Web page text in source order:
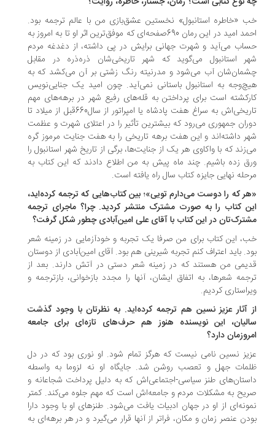
«خاطره استانبول» نخستین عشق‌بازی من با عالم ترجمه بود.
احمد امید در این رمان 690صفحه‌ای که موفق‌ترین اثر او تا به امروز به
می‌آید و شهرت جهانی برایش در پی داشته، از دغدغه مردم
استانبول می‌گوید که شهر تاریخی‌شان ذره‌ذره در مقابل
آب می‌شود و مدرنیته رنگ زشتی بر آن می‌کشد که به
به استانبول باستانی نمی‌آید. چون امید یک جنایی‌نویس
است برای پرداختن به قله‌های رفیع شهر در برهه‌های مهم
تاریخی‌اش به سراغ هفت پادشاه یا امپراتور از سال660قبل از میلاد تا
جمهوری می‌رود که بیشترین تأثیر را در اعتلای شهرت و عظمت
داشته‌اند و این هفت برهه تاریخی را به هفت جنایت مرموز گره
که با واکاوی هر یک از جنایت‌ها، برگی از تاریخ شهر استانبول را
زده باشیم. چند ماه پیش به من اطلاع دادند که این کتاب به
نهایی جایزه کتاب سال راه یافته است.
که را دوست می‌دارم تویی»؛ بین کتاب‌هایی که ترجمه کرده‌اید،
کتاب را به صورت مشترک منتشر کردید. چرا؟ ماجرای ترجمه
در این کتاب با آقای علی امین‌آبادی چطور شکل گرفت؟
این کتاب برای من صرفا یک تجربه و خودآزمایی در زمینه شعر
باید اعتراف کنم تجربه شیرینی هم بود. آقای امین‌آبادی از دوستان
من هستند که در زمینه شعر دستی در آتش دارند. بعد از
شعرها، به اتفاق ایشان، آنها را مجدد بازخوانی، بازترجمه و
کردیم.
آثار عزیز نسین هم ترجمه کرده‌اید. به ‌نظرتان با وجود گذشت
این نویسنده هنوز هم حرف‌های تازه‌ای برای جامعه
دارد؟
نسین نامی نیست که هرگز تمام شود. او نوری بود که در دل
جهل و تعصب روشن شد. جایگاه او نه لزوما به واسطه
طنز سیاسی-اجتماعی‌اش که به‌ دلیل پرداخت شجاعانه و
به مشکلات مردم و جامعه‌اش است که مهم جلوه می‌کند. کمتر
از او در جهان ادبیات یافت می‌شود. طنزهای او با وجود دارا
عنصر زمان و مکان، فراتر از آنها قرار می‌گیرد و در هر برهه‌ای به